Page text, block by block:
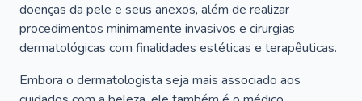
doenças da pele e seus anexos, além de realizar
procedimentos minimamente invasivos e cirurgias
dermatológicas com finalidades estéticas e terapêuticas.
Embora o dermatologista seja mais associado aos